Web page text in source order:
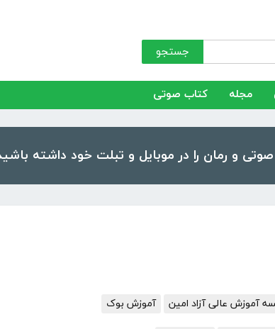
جستجو
مجله کتاب صوتی
آموزش عالی آزاد امین آموزش بوک